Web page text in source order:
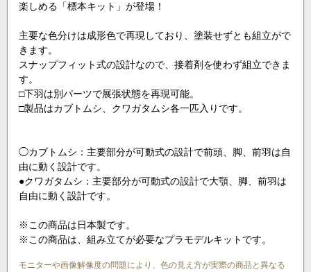
楽しめる「標本キット」が登場！
主要な色分けは成形色で再現しており、塗装せずとも組立がで
きます。
スナップフィット式の設計なので、接着剤を使わず組立できま
す。
□下羽は別パーツで展張状態を再現可能。
□製品はカブトムシ、クワガタムシ各一匹入りです。
◯カブトムシ：主要部分が可動式の設計で前頭、脚、前羽は自
由に動く設計です。
●クワガタムシ：主要部分が可動式の設計で大顎、脚、前羽は
自由に動く設計です。
※この商品は日本製です。
※この商品は、組み立てが必要なプラモデルキットです。
モニターや画像解像度の問題により、色の見え方が実際の商品と異なる